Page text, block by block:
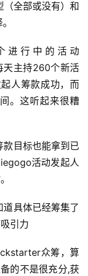
（全部或没有）和
进行中的活动
天主持260个新活
人筹款成功，而
。这听起来很糟
款目标也能拿到已
活动发起人
具体已经筹集了
引力
众筹，算
的不是很充分,获